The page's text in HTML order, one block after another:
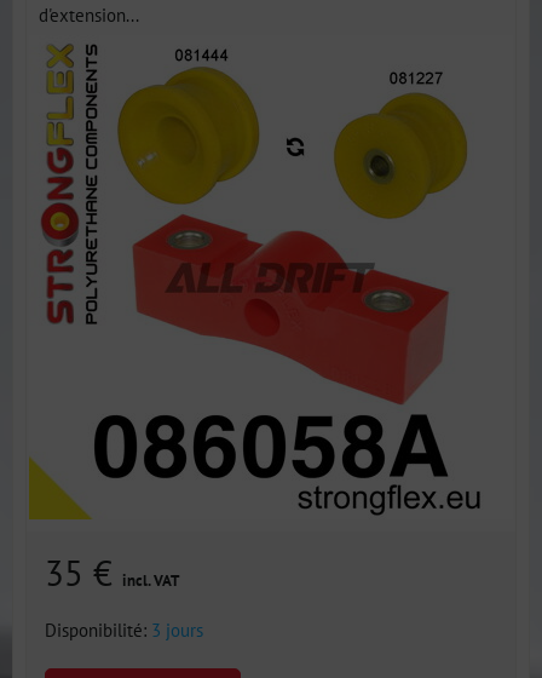
d'extension...
35 € incl. VAT
Disponibilité: 3 jours